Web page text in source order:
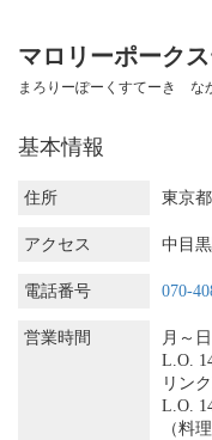
マロリーポーク
まろりーぽーくすてーき な
基本情報
住所 東京
アクセス 中目
電話番号 070-
営業時間
月～
L.O.
リン
L.O.
（料